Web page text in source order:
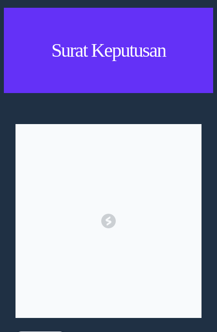
Surat Keputusan